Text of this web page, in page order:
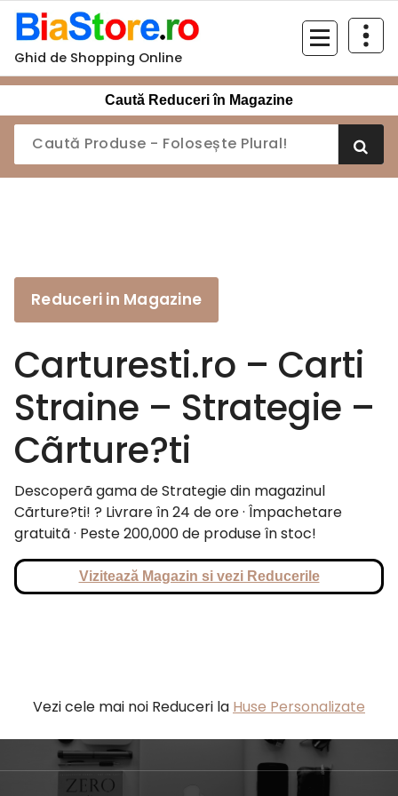
Sari
conținut
Ghid de Shopping Online
Caută Reduceri în Magazine
Reduceri in Magazine
Carturesti.ro – Carti
Straine – Strategie –
Cãrture?ti
Descoperã gama de Strategie din magazinul
Cãrture?ti! ? Livrare în 24 de ore · Împachetare
gratuitã · Peste 200,000 de produse în stoc!
Vizitează Magazin si vezi Reducerile
Vezi cele mai noi Reduceri la Huse Personalizate